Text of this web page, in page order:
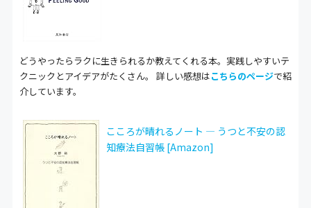
どうやったらラクに生きられるか教えてくれる本。実践しやすいテ
クニックとアイデアがたくさん。 詳しい感想はこちらのページで紹
介しています。
こころが晴れるノート ― うつと不安の認
知療法自習帳 [Amazon]